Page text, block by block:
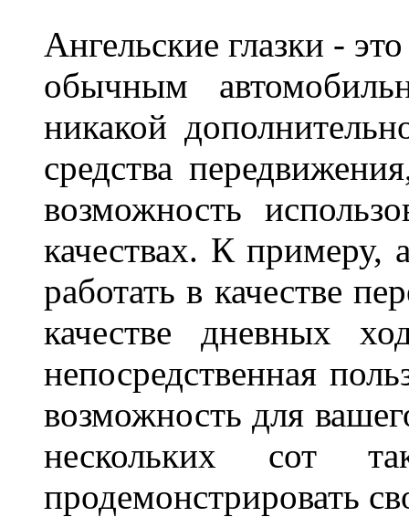
Ангельские глазки -
обычным
никакой
средства
возможность
качествах. К примеру,
работать в качестве
качестве дневных
непосредственная
возможность для
нескольких
продемонстрировать